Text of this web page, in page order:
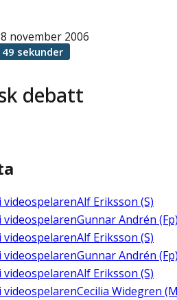
debatt
8 november 2006
sekunder
i videospelarenAlf Eriksson (S)
Gunnar Andrén
i videospelarenAlf Eriksson (S)
i videospelarenGunnar Andrén
i videospelarenAlf Eriksson (S)
i videospelarenCecilia Widegren